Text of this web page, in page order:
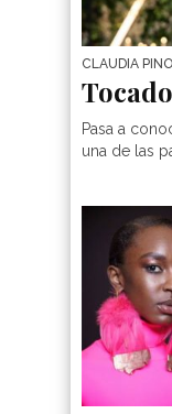
CLAUDIA PINO
Pasa a
una de las